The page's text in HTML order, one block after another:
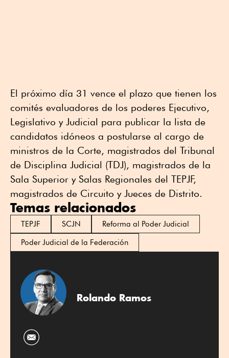
El próximo día 31 vence el plazo que tienen los
comités evaluadores de los poderes Ejecutivo,
Legislativo y Judicial para publicar la lista de
candidatos idóneos a postularse al cargo de
ministros de la Corte, magistrados del Tribunal
de Disciplina Judicial (TDJ), magistrados de la
Sala Superior y Salas Regionales del TEPJF,
magistrados de Circuito y Jueces de Distrito.
Temas relacionados
TEPJF SCJN
Reforma al Poder Judicial
Poder Judicial de la Federación
Rolando Ramos